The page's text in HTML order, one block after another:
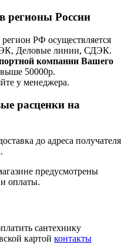
регионы России
РФ осуществляется
Деловые линии, СДЭК.
компании Вашего
выше 50000р.
у менеджера.
расценки на
до адреса получателя
предусмотрены
оплаты.
сантехнику
картой контакты